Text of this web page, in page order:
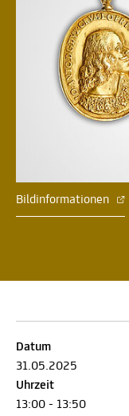
Bildinformationen
Datum
31.05.2025
Uhrzeit
13:00 - 13:50